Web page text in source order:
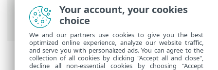
ESET PROTECT On-Prem 기본 메뉴>작업
작업 개요> 진행률 표시기
Your account, your cookies
choice
We and our partners use cookies to give you the best
optimized online experience, analyze our website traffic,
and serve you with personalized ads. You can agree to the
collection of all cookies by clicking "Accept all and close",
decline all non-essential cookies by choosing "Accept